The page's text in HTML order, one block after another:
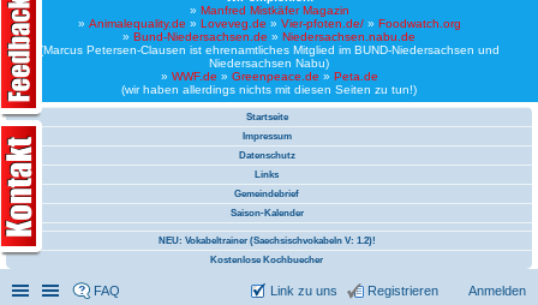
» Manfred Mistkäfer Magazin
» Animalequality.de » Loveveg.de » Vier-pfoten.de/» Foodwatch.org
» Bund-Niedersachsen.de » Niedersachsen.nabu.de
(Marcus Petersen-Clausen ist ehrenamtliches Mitglied im BUND-Niedersachsen und
Niedersachsen Nabu)
» WWF.de » Greenpeace.de » Peta.de
(wir haben allerdings nichts mit diesen Seiten zu tun!)
Startseite
Impressum
Datenschutz
Links
Gemeindebrief
Saison-Kalender
NEU: Vokabeltrainer (Saechsischvokabeln V: 1.2)!
Kostenlose Kochbuecher
Schnellzugriff
Linkliste
FAQ Anmelden
Registrieren
Link zu uns